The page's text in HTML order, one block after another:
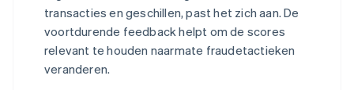
transacties en geschillen, past het zich aan. De
voortdurende feedback helpt om de scores
relevant te houden naarmate fraudetactieken
veranderen.